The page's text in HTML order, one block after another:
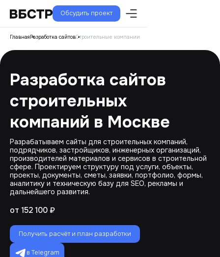
Обсудить проект
ГлавнаяРазработка сайтовСтроительные компании
Разработка сайтов
строительных
компаний в Москве
Разрабатываем сайты для строительных компаний,
подрядчиков, застройщиков, инженерных организаций,
производителей материалов и сервисов в строительной
сфере. Проектируем структуру под услуги, объекты,
проекты, документы, сметы, заявки, портфолио, формы,
аналитику и техническую базу для SEO, рекламы и
дальнейшего развития.
от 152 100 ₽
Получить расчёт и план разработки
в Telegram